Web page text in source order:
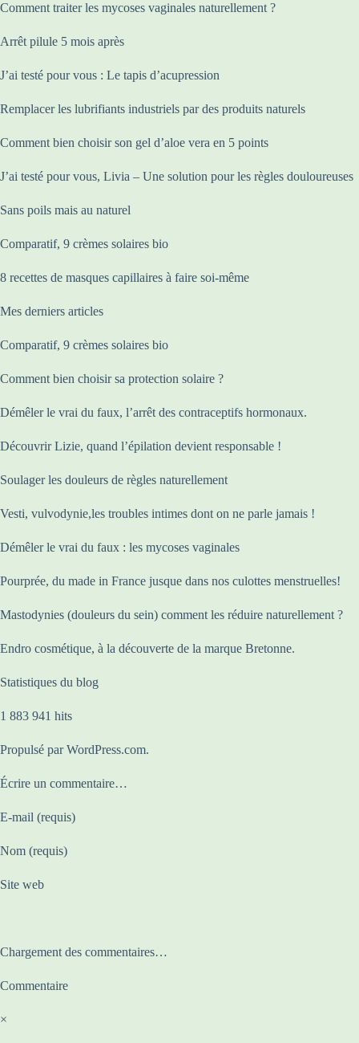
Comment traiter les mycoses vaginales naturellement ?
Arrêt pilule 5 mois après
J’ai testé pour vous : Le tapis d’acupression
Remplacer les lubrifiants industriels par des produits naturels
Comment bien choisir son gel d’aloe vera en 5 points
J’ai testé pour vous, Livia – Une solution pour les règles douloureuses
Sans poils mais au naturel
Comparatif, 9 crèmes solaires bio
8 recettes de masques capillaires à faire soi-même
Mes derniers articles
Comparatif, 9 crèmes solaires bio
Comment bien choisir sa protection solaire ?
Démêler le vrai du faux, l’arrêt des contraceptifs hormonaux.
Découvrir Lizie, quand l’épilation devient responsable !
Soulager les douleurs de règles naturellement
Vesti, vulvodynie,les troubles intimes dont on ne parle jamais !
Démêler le vrai du faux : les mycoses vaginales
Pourprée, du made in France jusque dans nos culottes menstruelles!
Mastodynies (douleurs du sein) comment les réduire naturellement ?
Endro cosmétique, à la découverte de la marque Bretonne.
Statistiques du blog
1 883 941 hits
Propulsé par WordPress.com.
Écrire un commentaire…
E-mail (requis)
Nom (requis)
Site web
Chargement des commentaires…
Commentaire
×